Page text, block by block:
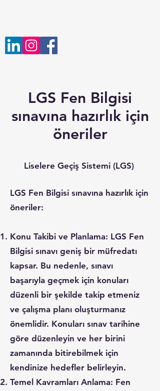
LGS Fen Bilgisi
sınavına hazırlık için
öneriler
Liselere Geçiş Sistemi (LGS)
LGS Fen Bilgisi sınavına hazırlık için
öneriler:
Konu Takibi ve Planlama: LGS Fen
Bilgisi sınavı geniş bir müfredatı
kapsar. Bu nedenle, sınavı
başarıyla geçmek için konuları
düzenli bir şekilde takip etmeniz
ve çalışma planı oluşturmanız
önemlidir. Konuları sınav tarihine
göre düzenleyin ve her birini
zamanında bitirebilmek için
kendinize hedefler belirleyin.
Temel Kavramları Anlama: Fen